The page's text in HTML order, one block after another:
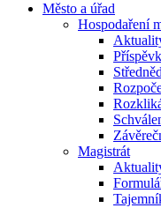
Město a úřad
Hospodaření
Magistrát